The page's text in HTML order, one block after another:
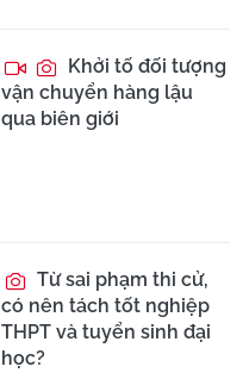
Khởi tố đối tượng
vận chuyển hàng lậu
qua biên giới
Từ sai phạm thi cử,
có nên tách tốt nghiệp
THPT và tuyển sinh đại
học?